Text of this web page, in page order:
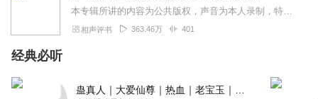
本专辑所讲的内容为公共版权，声音为本人录制，特此声明！业余时间录制，尽量保证每天一集！微评书为您讲述成语起源的同时，每集一个定场诗，不重复！脱稿演绎！部分定场诗...
相声评书 363.46万 401
经典必听